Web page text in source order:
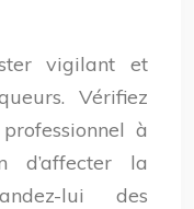
vigilant et
Vérifiez
à
d’affecter la
lui des